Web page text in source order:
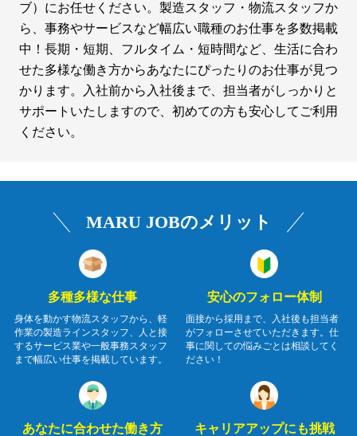
ブ）にお任せください。製造スタッフ・物流スタッフか
ら、事務やサービスなど幅広い職種のお仕事を多数掲載
中！長期・短期、フルタイム・短時間など、生活に合わ
せた多様な働き方からあなたにぴったりのお仕事が見つ
かります。入社前から入社後まで、担当者がしっかりと
サポートいたしますので、初めての方も安心してご利用
ください。
MARU JOBのメリット
多種多様な仕事
身体を動かす物流スタッフから、軽
作業の製造ラインスタッフ、人と接
するサービス業や一般事務スタッフ
まで幅広い仕事を掲載しています。
安心のフォロー体制
面接から採用まで、入社後も担当者
がフォローさせていただきます。仕
事に関しての悩みごとは相談してく
ださい！
あなたに合わせた働き方 キャリアアップにも挑戦